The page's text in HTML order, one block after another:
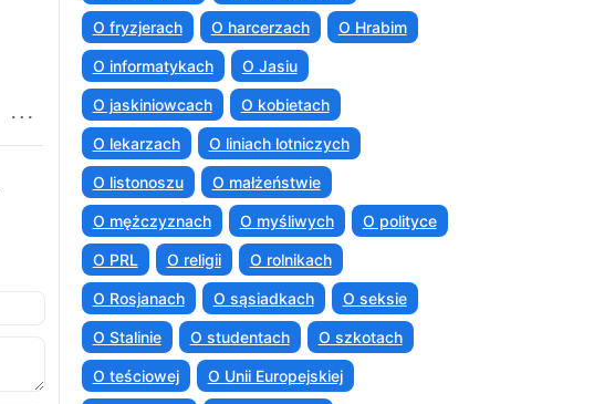
O fryzjerach O harcerzach O Hrabim
O informatykach O Jasiu
O jaskiniowcach O kobietach
O lekarzach O liniach lotniczych
O listonoszu O małżeństwie
O mężczyznach O myśliwych O polityce
O PRL O religii O rolnikach
O Rosjanach O sąsiadkach O seksie
O Stalinie O studentach O szkotach
O teściowej O Unii Europejskiej